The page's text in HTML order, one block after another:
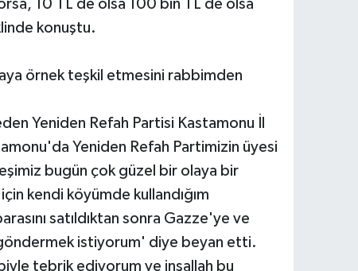
10 TL de olsa 100 bin TL de olsa
konuştu.
örnek teşkil etmesini rabbimden
Yeniden Refah Partisi Kastamonu İl
Yeniden Refah Partimizin üyesi
bugün çok güzel bir olaya bir
kendi köyümde kullandığım
satıldıktan sonra Gazze'ye ve
istiyorum' diye beyan etti.
tebrik ediyorum ve inşallah bu